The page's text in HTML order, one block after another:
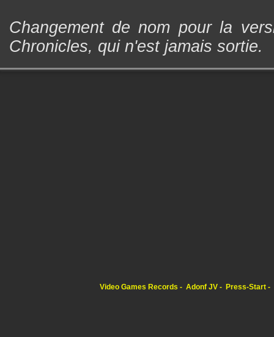
Changement de nom pour la
Chronicles, qui n'est jamais sortie.
Video Games Records Adonf JV Press-Start